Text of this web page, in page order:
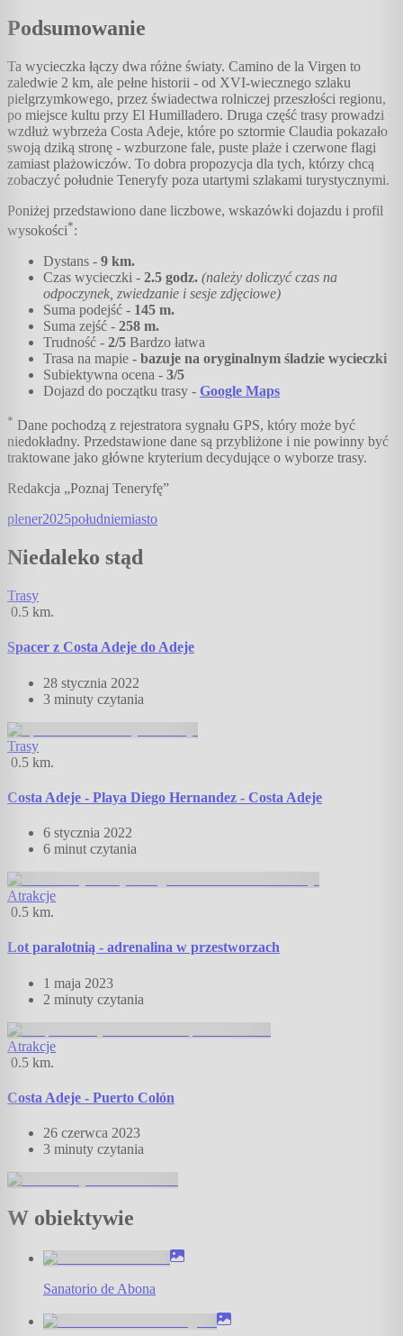
Podsumowanie
Ta wycieczka łączy dwa różne światy. Camino de la Virgen to
zaledwie 2 km, ale pełne historii - od XVI-wiecznego szlaku
pielgrzymkowego, przez świadectwa rolniczej przeszłości regionu,
po miejsce kultu przy El Humilladero. Druga część trasy prowadzi
wzdłuż wybrzeża Costa Adeje, które po sztormie Claudia pokazało
swoją dziką stronę - wzburzone fale, puste plaże i czerwone flagi
zamiast plażowiczów. To dobra propozycja dla tych, którzy chcą
zobaczyć południe Teneryfy poza utartymi szlakami turystycznymi.
Poniżej przedstawiono dane liczbowe, wskazówki dojazdu i profil
wysokości*:
Dystans - 9 km.
Czas wycieczki - 2.5 godz. (należy doliczyć czas na
odpoczynek, zwiedzanie i sesje zdjęciowe)
Suma podejść - 145 m.
Suma zejść - 258 m.
Trudność - 2/5 Bardzo łatwa
Trasa na mapie - bazuje na oryginalnym śladzie wycieczki
Subiektywna ocena - 3/5
Dojazd do początku trasy - Google Maps
* Dane pochodzą z rejestratora sygnału GPS, który może być
niedokładny. Przedstawione dane są przybliżone i nie powinny być
traktowane jako główne kryterium decydujące o wyborze trasy.
Redakcja „Poznaj Teneryfę”
plener2025południemiasto
Niedaleko stąd
Trasy
0.5 km.
Spacer z Costa Adeje do Adeje
28 stycznia 2022
3 minuty czytania
Trasy
0.5 km.
Costa Adeje - Playa Diego Hernandez - Costa Adeje
6 stycznia 2022
6 minut czytania
Atrakcje
0.5 km.
Lot paralotnią - adrenalina w przestworzach
1 maja 2023
2 minuty czytania
Atrakcje
0.5 km.
Costa Adeje - Puerto Colón
26 czerwca 2023
3 minuty czytania
W obiektywie
Sanatorio de Abona